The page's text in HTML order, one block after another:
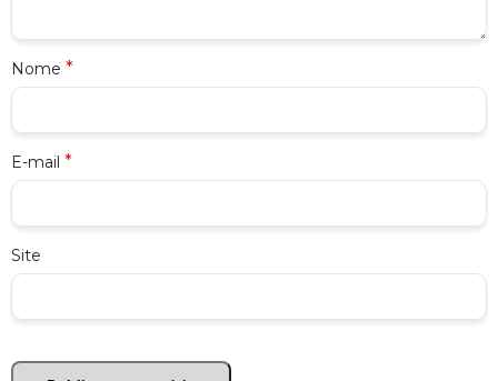
Nome *
E-mail *
Site